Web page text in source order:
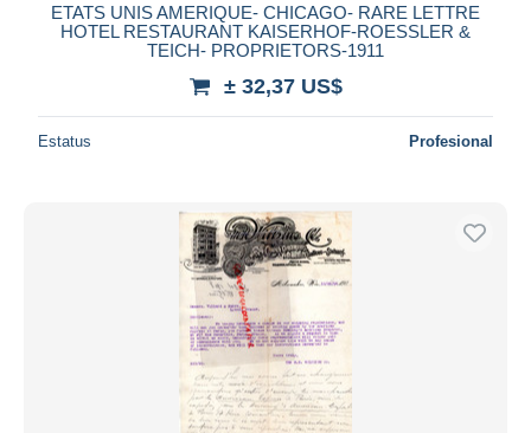
ETATS UNIS AMERIQUE- CHICAGO- RARE LETTRE
HOTEL RESTAURANT KAISERHOF-ROESSLER &
TEICH- PROPRIETORS-1911
± 32,37 US$
Estatus Profesional